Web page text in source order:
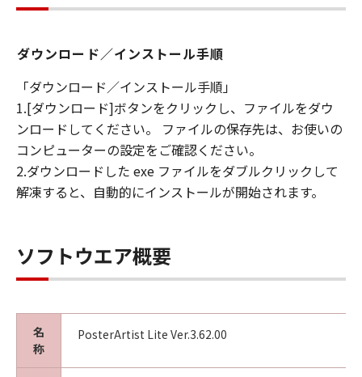
ダウンロード／インストール手順
「ダウンロード／インストール手順」
1.[ダウンロード]ボタンをクリックし、ファイルをダウ
ンロードしてください。 ファイルの保存先は、お使いの
コンピューターの設定をご確認ください。
2.ダウンロードした exe ファイルをダブルクリックして
解凍すると、自動的にインストールが開始されます。
ソフトウエア概要
名
称
PosterArtist Lite Ver.3.62.00